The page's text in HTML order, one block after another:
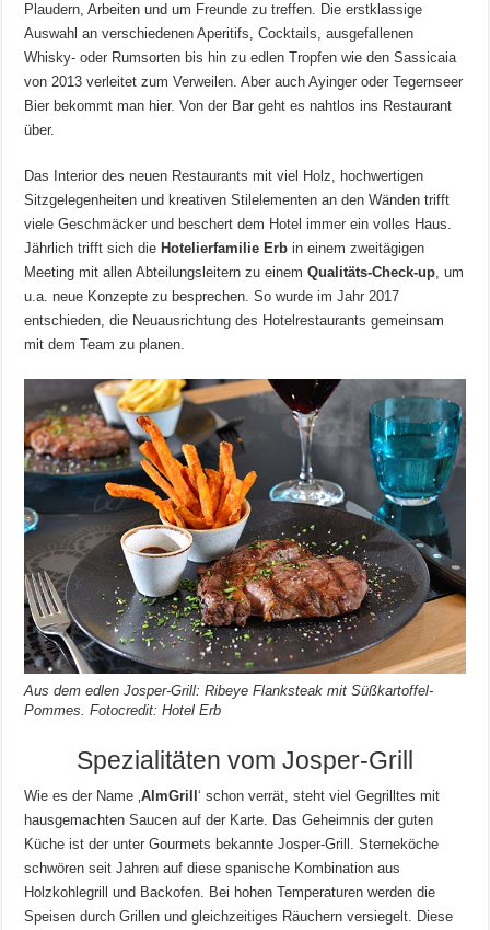
Plaudern, Arbeiten und um Freunde zu treffen. Die erstklassige
Auswahl an verschiedenen Aperitifs, Cocktails, ausgefallenen
Whisky- oder Rumsorten bis hin zu edlen Tropfen wie den Sassicaia
von 2013 verleitet zum Verweilen. Aber auch Ayinger oder Tegernseer
Bier bekommt man hier. Von der Bar geht es nahtlos ins Restaurant
über.
Das Interior des neuen Restaurants mit viel Holz, hochwertigen
Sitzgelegenheiten und kreativen Stilelementen an den Wänden trifft
viele Geschmäcker und beschert dem Hotel immer ein volles Haus.
Jährlich trifft sich die Hotelierfamilie Erb in einem zweitägigen
Meeting mit allen Abteilungsleitern zu einemQualitäts-Check-up, um
u.a. neue Konzepte zu besprechen. So wurde im Jahr 2017
entschieden, die Neuausrichtung des Hotelrestaurants gemeinsam
mit dem Team zu planen.
Aus dem edlen Josper-Grill: Ribeye Flanksteak mit Süßkartoffel-
Pommes. Fotocredit: Hotel Erb
Spezialitäten vom Josper-Grill
Wie es der Name ‚AlmGrill‘ schon verrät, steht viel Gegrilltes mit
hausgemachten Saucen auf der Karte. Das Geheimnis der guten
Küche ist der unter Gourmets bekannte Josper-Grill. Sterneköche
schwören seit Jahren auf diese spanische Kombination aus
Holzkohlegrill und Backofen. Bei hohen Temperaturen werden die
Speisen durch Grillen und gleichzeitiges Räuchern versiegelt. Diese